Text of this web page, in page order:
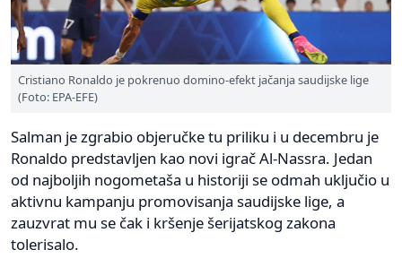
Cristiano Ronaldo je pokrenuo domino-efekt jačanja saudijske lige
(Foto: EPA-EFE)
Salman je zgrabio objeručke tu priliku i u decembru je
Ronaldo predstavljen kao novi igrač Al-Nassra. Jedan
od najboljih nogometaša u historiji se odmah uključio u
aktivnu kampanju promovisanja saudijske lige, a
zauzvrat mu se čak i kršenje šerijatskog zakona
tolerisalo.